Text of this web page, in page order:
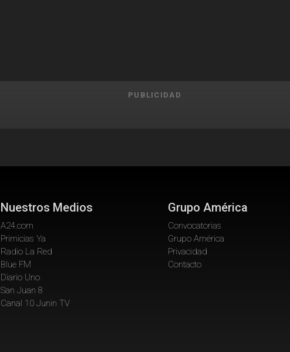
PUBLICIDAD
Nuestros Medios
A24.com
Primicias Ya
Radio La Red
Blue FM
Diario Uno
San Juan 8
Canal 10 Junin TV
Grupo América
Convocatorias
Grupo América
Privacidad
Contacto